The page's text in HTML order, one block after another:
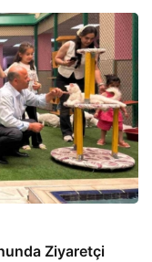
Ziyaretçi